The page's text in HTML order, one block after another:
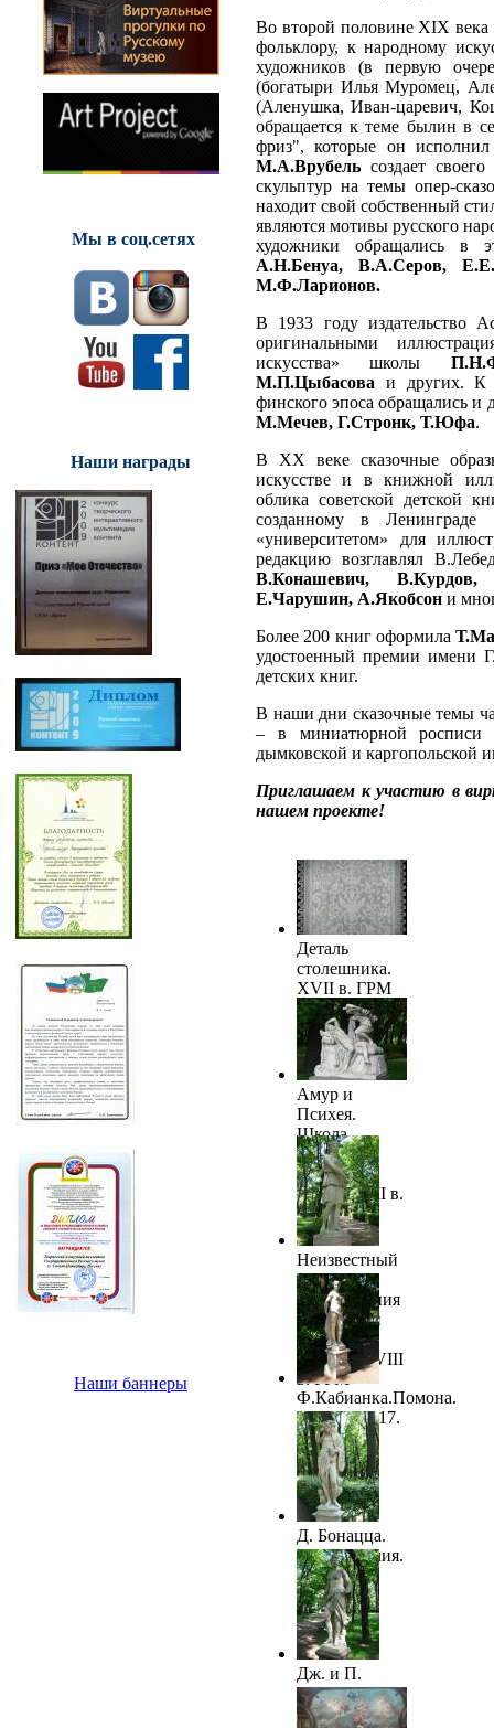
Мы в соц.сетях
Наши награды
Наши баннеры
Во второй половине XIX века
фольклору, к народному
художников (в первую
(богатыри Илья Муромец,
(Аленушка, Иван-царевич,
обращается к теме былин в
фриз", которые он исполнил
М.А.Врубель создает
скульптур на темы опер-
находит свой собственный
являются мотивы русского
художники обращались в
А.Н.Бенуа, В.А.Серов,
М.Ф.Ларионов.
В 1933 году издательство
оригинальными
искусства» школы
М.П.Цыбасова и других. К
финского эпоса обращались и
М.Мечев, Г.Стронк, Т.Юфа.
В XX веке сказочные
искусстве и в книжной
облика советской детской
созданному в Ленинграде
«университетом» для
редакцию возглавлял
В.Конашевич,
Е.Чарушин, А.Якобсон и
Более 200 книг оформила
удостоенный премии имени
детских книг.
В наши дни сказочные темы
– в миниатюрной росписи
дымковской и каргопольской
Приглашаем к участию в
нашем проекте!
Деталь
столешника.
XVII в. ГРМ
Амур и
Психея.
Школа
Бернини.
Италия.
Конец XVII в.
ГРМ
Неизвестный
скульптор.
Диана. Копия
с античной
статуи.
Италия. XVIII
в. ГРМ
Ф.Кабианка.Помона.
Италия. 1717.
ГРМ
Д. Бонацца.
Ночь. Италия.
1717. ГРМ
Дж. и П.
Гропелли.
Талия, муза